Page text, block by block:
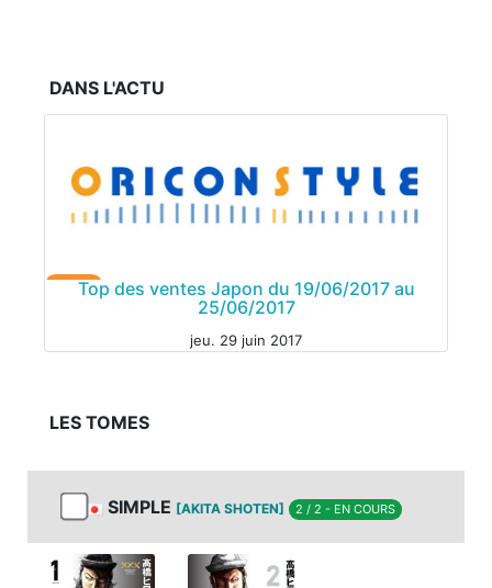
DANS L'ACTU
MANGATop des ventes Japon du 19/06/2017 au
25/06/2017
jeu. 29 juin 2017
LES TOMES
SIMPLE [AKITA SHOTEN] 2 / 2 - EN COURS